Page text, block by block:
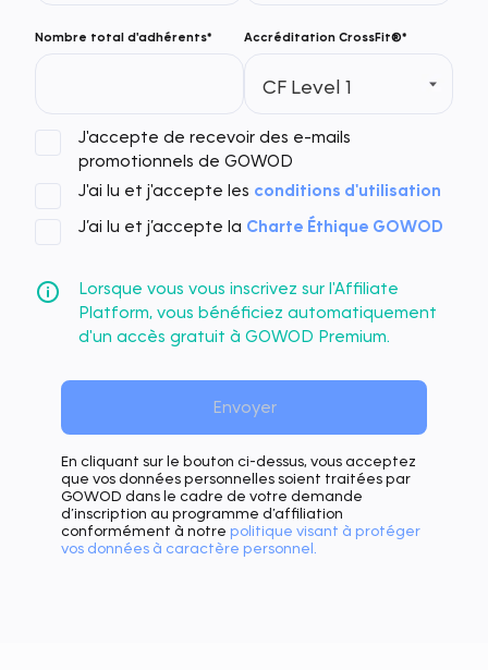
Nombre total d'adhérents* Accréditation CrossFit®*
J'accepte de recevoir des e-mails
promotionnels de GOWOD
J'ai lu et j'accepte les conditions d'utilisation
J’ai lu et j’accepte la Charte Éthique GOWOD
Lorsque vous vous inscrivez sur l'Affiliate
Platform, vous bénéficiez automatiquement
d'un accès gratuit à GOWOD Premium.
En cliquant sur le bouton ci-dessus, vous acceptez
que vos données personnelles soient traitées par
GOWOD dans le cadre de votre demande
d’inscription au programme d’affiliation
conformément à notre politique visant à protéger
vos données à caractère personnel.